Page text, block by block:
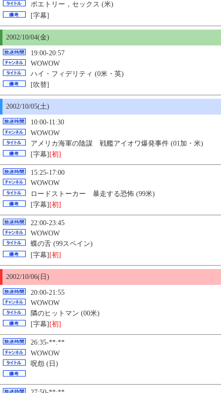
ポエトリー，セックス (米)
[字幕]
2002/10/04(金)
19:00-20:57
WOWOW
ハイ・フィデリティ (0米・英)
[吹替]
2002/10/05(土)
10:00-11:30
WOWOW
アメリカ海軍の陰謀 戦艦アイオワ爆発事件 (01加・米)
[字幕] [初]
15:25-17:00
WOWOW
ロードストーカー 暴走する恐怖 (99米)
[字幕] [初]
22:00-23:45
WOWOW
蝶の舌 (99スペイン)
[字幕][初]
2002/10/06(日)
20:00-21:55
WOWOW
隣のヒットマン (00米)
[字幕] [初]
26:35-**:**
WOWOW
呪怨 (日)